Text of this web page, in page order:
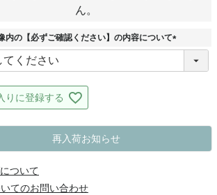
ん。
内の【必ずご確認ください】の内容について
(
りに登録する
再入荷お知らせ
ついて
てのお問い合わせ